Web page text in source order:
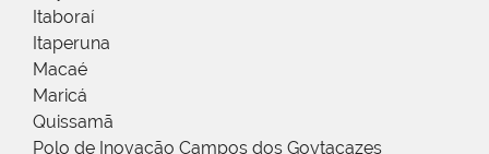
Itaboraí
Itaperuna
Macaé
Maricá
Quissamã
Polo de Inovação Campos dos Goytacazes